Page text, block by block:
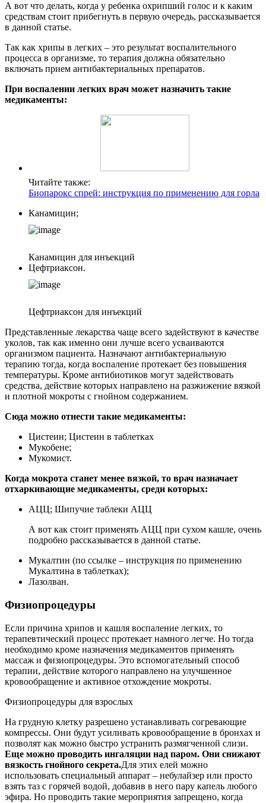
А вот что делать, когда у ребенка охрипший голос и к каким
средствам стоит прибегнуть в первую очередь, рассказывается
в данной статье.
Так как хрипы в легких – это результат воспалительного
процесса в организме, то терапия должна обязательно
включать прием антибактериальных препаратов.
При воспалении легких врач может назначить такие
медикаменты:
Читайте также:
Биопарокс спрей: инструкция по применению для горла
Канамицин;
Канамицин для инъекций
Цефтриаксон.
Цефтриаксон для инъекций
Представленные лекарства чаще всего задействуют в качестве
уколов, так как именно они лучше всего усваиваются
организмом пациента. Назначают антибактериальную
терапию тогда, когда воспаление протекает без повышения
температуры. Кроме антибиотиков могут задействовать
средства, действие которых направлено на разжижение вязкой
и плотной мокроты с гнойном содержанием.
Сюда можно отнести такие медикаменты:
Цистеин; Цистеин в таблетках
Мукобене;
Мукомист.
Когда мокрота станет менее вязкой, то врач назначает
отхаркивающие медикаменты, среди которых:
АЦЦ; Шипучие таблеки АЦЦ
А вот как стоит применять АЦЦ при сухом кашле, очень
подробно рассказывается в данной статье.
Мукалтин (по ссылке – инструкция по применению
Мукалтина в таблетках);
Лазолван.
Физиопроцедуры
Если причина хрипов и кашля воспаление легких, то
терапевтический процесс протекает намного легче. Но тогда
необходимо кроме назначения медикаментов применять
массаж и физиопроцедуры. Это вспомогательный способ
терапии, действие которого направлено на улучшенное
кровообращение и активное отхождение мокроты.
Физиопроцедуры для взрослых
На грудную клетку разрешено устанавливать согревающие
компрессы. Они будут усиливать кровообращение в бронхах и
позволят как можно быстро устранить размягченной слизи.
Еще можно проводить ингаляции над паром. Они снижают
вязкость гнойного секрета.Для этих елей можно
использовать специальный аппарат – небулайзер или просто
взять таз с горячей водой, добавив в него пару капель любого
эфира. Но проводить такие мероприятия запрещено, когда